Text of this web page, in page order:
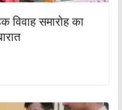
विवाह समारोह का